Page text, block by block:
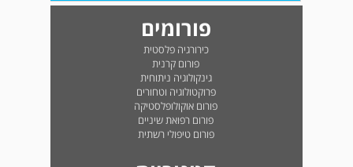
פורומים
כירורגיה פלסטית
פורום קרנית
גינקולוגיה ניתוחית
פרוקטולוגיה וטחורים
פורום אוקולופלסטיקה
פורום רפואת שיניים
פורום טיפולי רשתית